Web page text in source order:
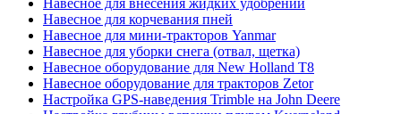
Навесное для корчевания пней
Навесное для мини-тракторов Yanmar
Навесное для уборки снега (отвал, щетка)
Навесное оборудование для New Holland T8
Навесное оборудование для тракторов Zetor
Настройка GPS-наведения Trimble на John Deere